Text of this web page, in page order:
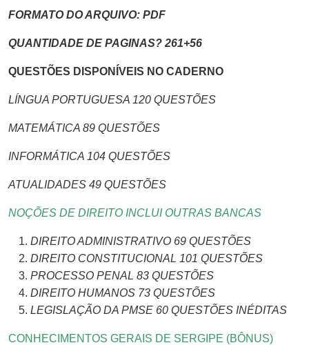
FORMATO DO ARQUIVO: PDF
QUANTIDADE DE PAGINAS? 261+56
QUESTÕES DISPONÍVEIS NO CADERNO
LÍNGUA PORTUGUESA 120 QUESTÕES
MATEMÁTICA 89 QUESTÕES
INFORMÁTICA 104 QUESTÕES
ATUALIDADES 49 QUESTÕES
NOÇÕES DE DIREITO INCLUI OUTRAS BANCAS
DIREITO ADMINISTRATIVO 69 QUESTÕES
DIREITO CONSTITUCIONAL 101 QUESTÕES
PROCESSO PENAL 83 QUESTÕES
DIREITO HUMANOS 73 QUESTÕES
LEGISLAÇÃO DA PMSE 60 QUESTÕES INÉDITAS
CONHECIMENTOS GERAIS DE SERGIPE (BÔNUS)